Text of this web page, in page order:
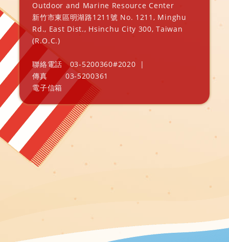
Outdoor and Marine Resource Center
新竹市東區明湖路1211號 No. 1211, Minghu
Rd., East Dist., Hsinchu City 300, Taiwan
(R.O.C.)
聯絡電話 03-5200360#2020
|
傳真
03-5200361
電子信箱